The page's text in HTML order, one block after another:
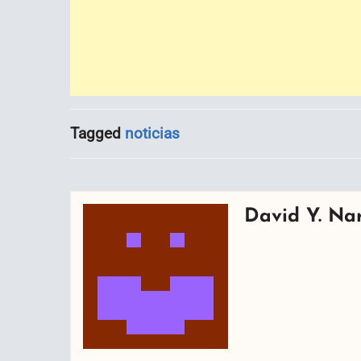
Tagged noticias
David Y.